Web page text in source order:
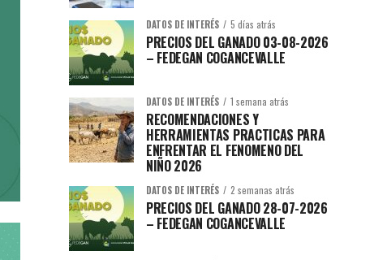
DATOS DE INTERÉS 5 días atrás
PRECIOS DEL GANADO 03-08-2026
– FEDEGAN COGANCEVALLE
DATOS DE INTERÉS 1 semana atrás
RECOMENDACIONES Y
HERRAMIENTAS PRACTICAS PARA
ENFRENTAR EL FENOMENO DEL
NIÑO 2026
DATOS DE INTERÉS 2 semanas atrás
PRECIOS DEL GANADO 28-07-2026
– FEDEGAN COGANCEVALLE